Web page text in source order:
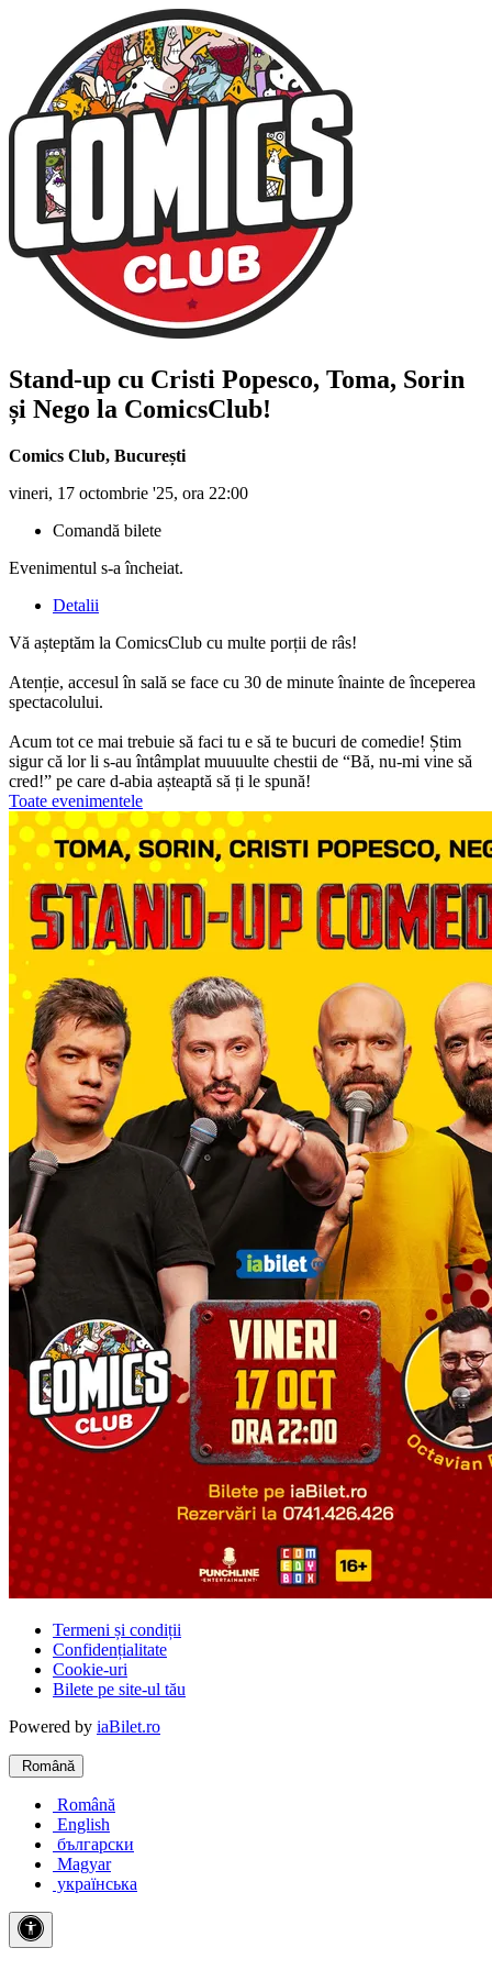
Stand-up cu Cristi Popesco, Toma, Sorin
și Nego la ComicsClub!
Comics Club, București
vineri, 17 octombrie '25, ora 22:00
Comandă bilete
Evenimentul s-a încheiat.
Detalii
Vă așteptăm la ComicsClub cu multe porții de râs!
Atenție, accesul în sală se face cu 30 de minute înainte de începerea
spectacolului.
Acum tot ce mai trebuie să faci tu e să te bucuri de comedie! Știm
sigur că lor li s-au întâmplat muuuulte chestii de “Bă, nu-mi vine să
cred!” pe care d-abia așteaptă să ți le spună!
Toate evenimentele
Termeni și condiții
Confidențialitate
Cookie-uri
Bilete pe site-ul tău
Powered by iaBilet.ro
Română
Română
English
български
Magyar
українська